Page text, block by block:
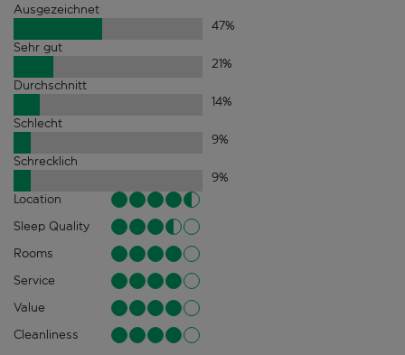
Ausgezeichnet
47%
Sehr gut
21%
Durchschnitt
14%
Schlecht
9%
Schrecklich
9%
Location
Sleep Quality
Rooms
Service
Value
Cleanliness